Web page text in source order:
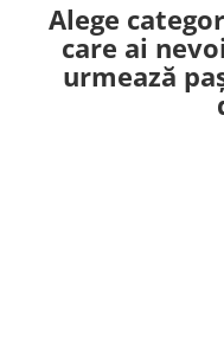
Alege
care ai
urmează